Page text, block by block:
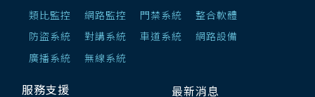
類比監控 網路監控 門禁系統
整合軟體
防盜系統
對講系統 車道系統
網路設備
廣播系統
無線系統
服務支援 最新消息